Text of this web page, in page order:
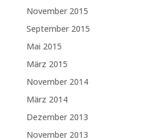
November 2015
September 2015
Mai 2015
März 2015
November 2014
März 2014
Dezember 2013
November 2013